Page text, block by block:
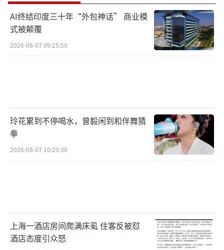
AI终结印度三十年“外包神话” 商业模
式被颠覆
2026-08-07 09:25:50
玲花累到不停喝水，曾毅闲到和伴舞猜
拳
2026-08-07 10:29:30
上海一酒店房间爬满床虱 住客反被怼
酒店态度引众怒